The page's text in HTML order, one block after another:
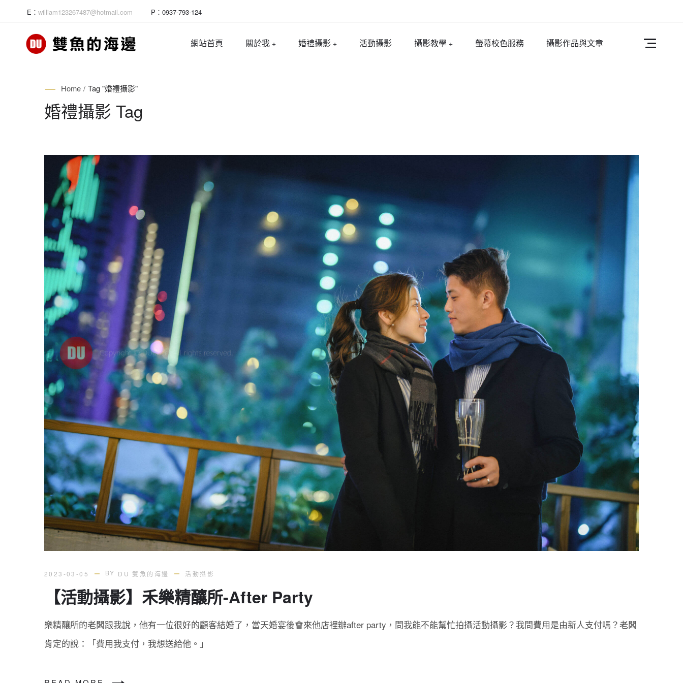
E： william123267487@hotmail.com P： 0937-793-124
網站首頁 關於我 婚禮攝影 活動攝影 攝影教學 螢幕校色服務 攝影作品與文章
Home / Tag "婚禮攝影"
婚禮攝影 Tag
2023-03-05 BY DU 雙魚的海邊 活動攝影
【活動攝影】禾樂精釀所-After Party
樂精釀所的老闆跟我說，他有一位很好的顧客結婚了，當天婚宴後會來他店裡辦after party，問我能不能幫忙拍攝活動攝影？我問費用是由新人支付嗎？老闆
肯定的說：「費用我支付，我想送給他。」